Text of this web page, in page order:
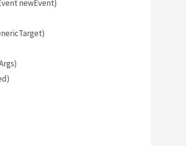
newEvent)